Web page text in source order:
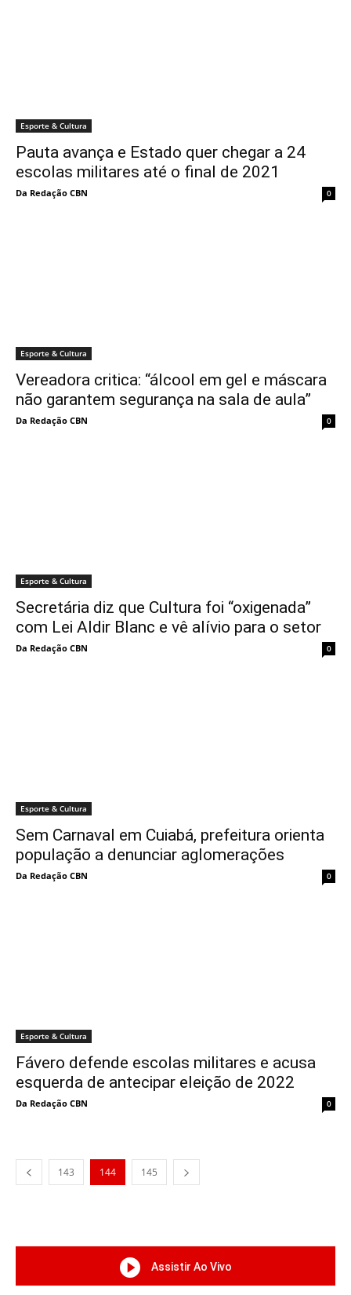
Esporte & Cultura
Pauta avança e Estado quer chegar a 24
escolas militares até o final de 2021
Da Redação CBN 0
Esporte & Cultura
Vereadora critica: “álcool em gel e máscara
não garantem segurança na sala de aula”
Da Redação CBN 0
Esporte & Cultura
Secretária diz que Cultura foi “oxigenada”
com Lei Aldir Blanc e vê alívio para o setor
Da Redação CBN 0
Esporte & Cultura
Sem Carnaval em Cuiabá, prefeitura orienta
população a denunciar aglomerações
Da Redação CBN 0
Esporte & Cultura
Fávero defende escolas militares e acusa
esquerda de antecipar eleição de 2022
Da Redação CBN 0
143 144 145
Assistir Ao Vivo